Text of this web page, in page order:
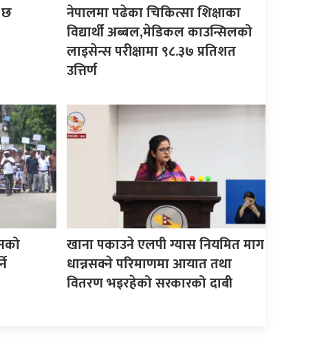
नेपालमा पढेका चिकित्सा शिक्षाका
विद्यार्थी अब्बल,मेडिकल काउन्सिलको
लाइसेन्स परीक्षामा ९८.३७ प्रतिशत
उत्तिर्ण
खाना पकाउने एलपी ग्यास नियमित माग
धान्नसक्ने परिमाणमा आयात तथा
वितरण भइरहेको सरकारको दाबी